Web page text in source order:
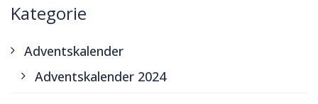
Kategorie
Adventskalender
Adventskalender 2024